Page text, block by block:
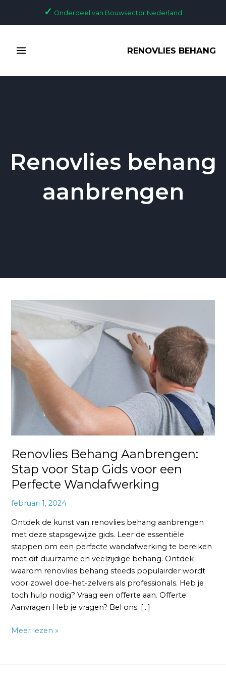
✓ Onderdeel van Bouwsector Nederland
MENU
RENOVLIES BEHANG
Renovlies behang
aanbrengen
Renovlies Behang Aanbrengen:
Stap voor Stap Gids voor een
Perfecte Wandafwerking
februari 1, 2024
Ontdek de kunst van renovlies behang aanbrengen
met deze stapsgewijze gids. Leer de essentiële
stappen om een perfecte wandafwerking te bereiken
met dit duurzame en veelzijdige behang. Ontdek
waarom renovlies behang steeds populairder wordt
voor zowel doe-het-zelvers als professionals. Heb je
toch hulp nodig? Vraag een offerte aan. Offerte
Aanvragen Heb je vragen? Bel ons: […]
Renovlies
Behang
Aanbrengen:
Stap
voor
Stap
Gids
Perfecte
Wandafwerking
Meer lezen »